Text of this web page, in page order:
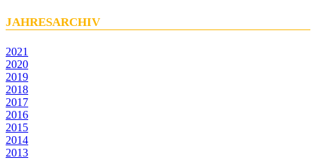
JAHRESARCHIV
2021
2020
2019
2018
2017
2016
2015
2014
2013